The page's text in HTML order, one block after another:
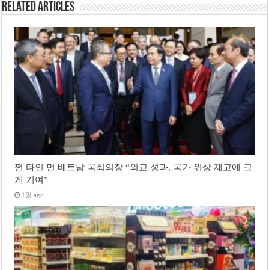
Related Articles
쩐 타인 먼 베트남 국회의장 “외교 성과, 국가 위상 제고에 크
게 기여”
1일 ago